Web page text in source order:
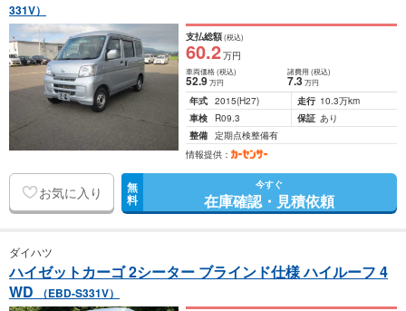
331V）
支払総額(税込)
60.2万円
車両価格(税込)
52.9万円
諸費用 (税込)
7.3 万円
年式 2015(H27) 走行 10.3万km
車検
R09.3 保証 あり
整備 定期点検整備有
情報提供：
お気に入り 無
料
今すぐ
在庫確認・見積依頼
ダイハツ
ハイゼットカーゴ 2シーター ブラインド仕様 ハイルーフ 4
WD
（EBD-S331V）